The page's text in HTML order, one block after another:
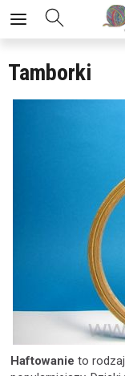
Tamborki
Haftowanie to